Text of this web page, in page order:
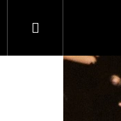
Kosár